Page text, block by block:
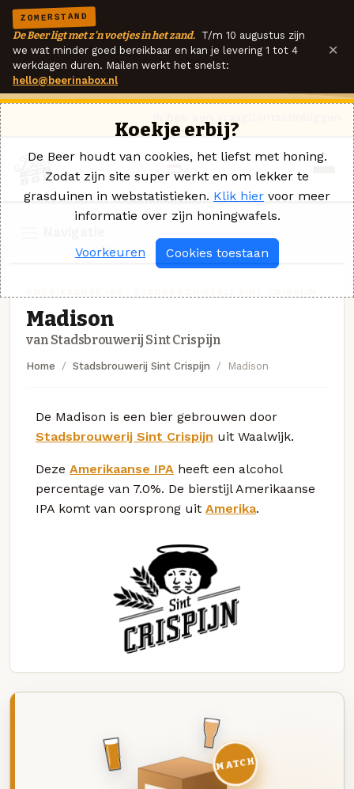
ZOMERSTAND
De Beer ligt met z'n voetjes in het zand. T/m 10 augustus zijn
we wat minder goed bereikbaar en kan je levering 1 tot 4
werkdagen duren. Mailen werkt het snelst:
hello@beerinabox.nl
×
Madison
van Stadsbrouwerij Sint Crispijn
Home Stadsbrouwerij Sint Crispijn Madison
De Madison is een bier gebrouwen door
Stadsbrouwerij Sint Crispijn uit Waalwijk.
Deze Amerikaanse IPA heeft een alcohol
percentage van 7.0%. De bierstijl Amerikaanse
IPA komt van oorsprong uit Amerika.
MATCH
Koekje erbij?
De Beer houdt van cookies, het liefst met honing.
Zodat zijn site super werkt en om lekker te
grasduinen in webstatistieken. Klik hier voor meer
informatie over zijn honingwafels.
Voorkeuren Cookies toestaan